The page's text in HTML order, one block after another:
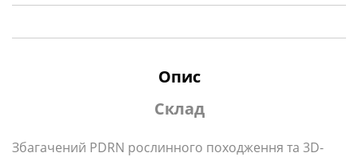
Опис
Склад
Збагачений PDRN рослинного походження та 3D-